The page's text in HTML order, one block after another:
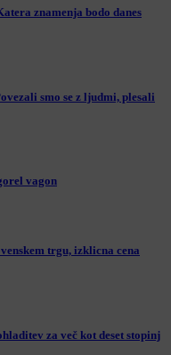
znamenja bodo danes
smo se z ljudmi, plesali
vagon
trgu, izklicna cena
za več kot deset stopinj